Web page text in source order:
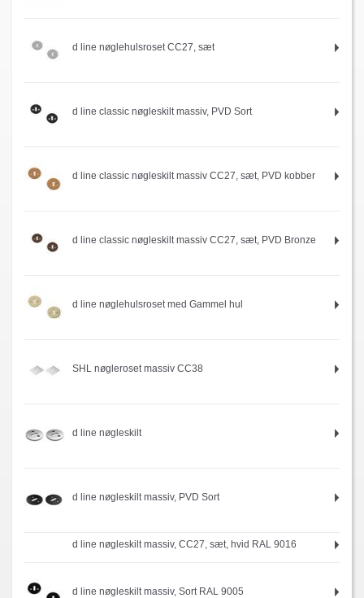
d line nøglehulsroset CC27, sæt
d line classic nøgleskilt massiv, PVD Sort
d line classic nøgleskilt massiv CC27, sæt, PVD kobber
d line classic nøgleskilt massiv CC27, sæt, PVD Bronze
d line nøglehulsroset med Gammel hul
SHL nøgleroset massiv CC38
d line nøgleskilt
d line nøgleskilt massiv, PVD Sort
d line nøgleskilt massiv, CC27, sæt, hvid RAL 9016
d line nøgleskilt massiv, Sort RAL 9005